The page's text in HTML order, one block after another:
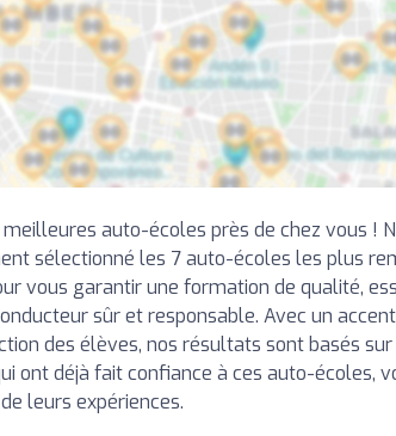
auto-écoles près de chez vous !
sélectionné les 7 auto-écoles les plus
vous garantir une formation de qualité,
sûr et responsable. Avec un
des élèves, nos résultats sont basés
ont déjà fait confiance à ces auto-écoles,
leurs expériences.